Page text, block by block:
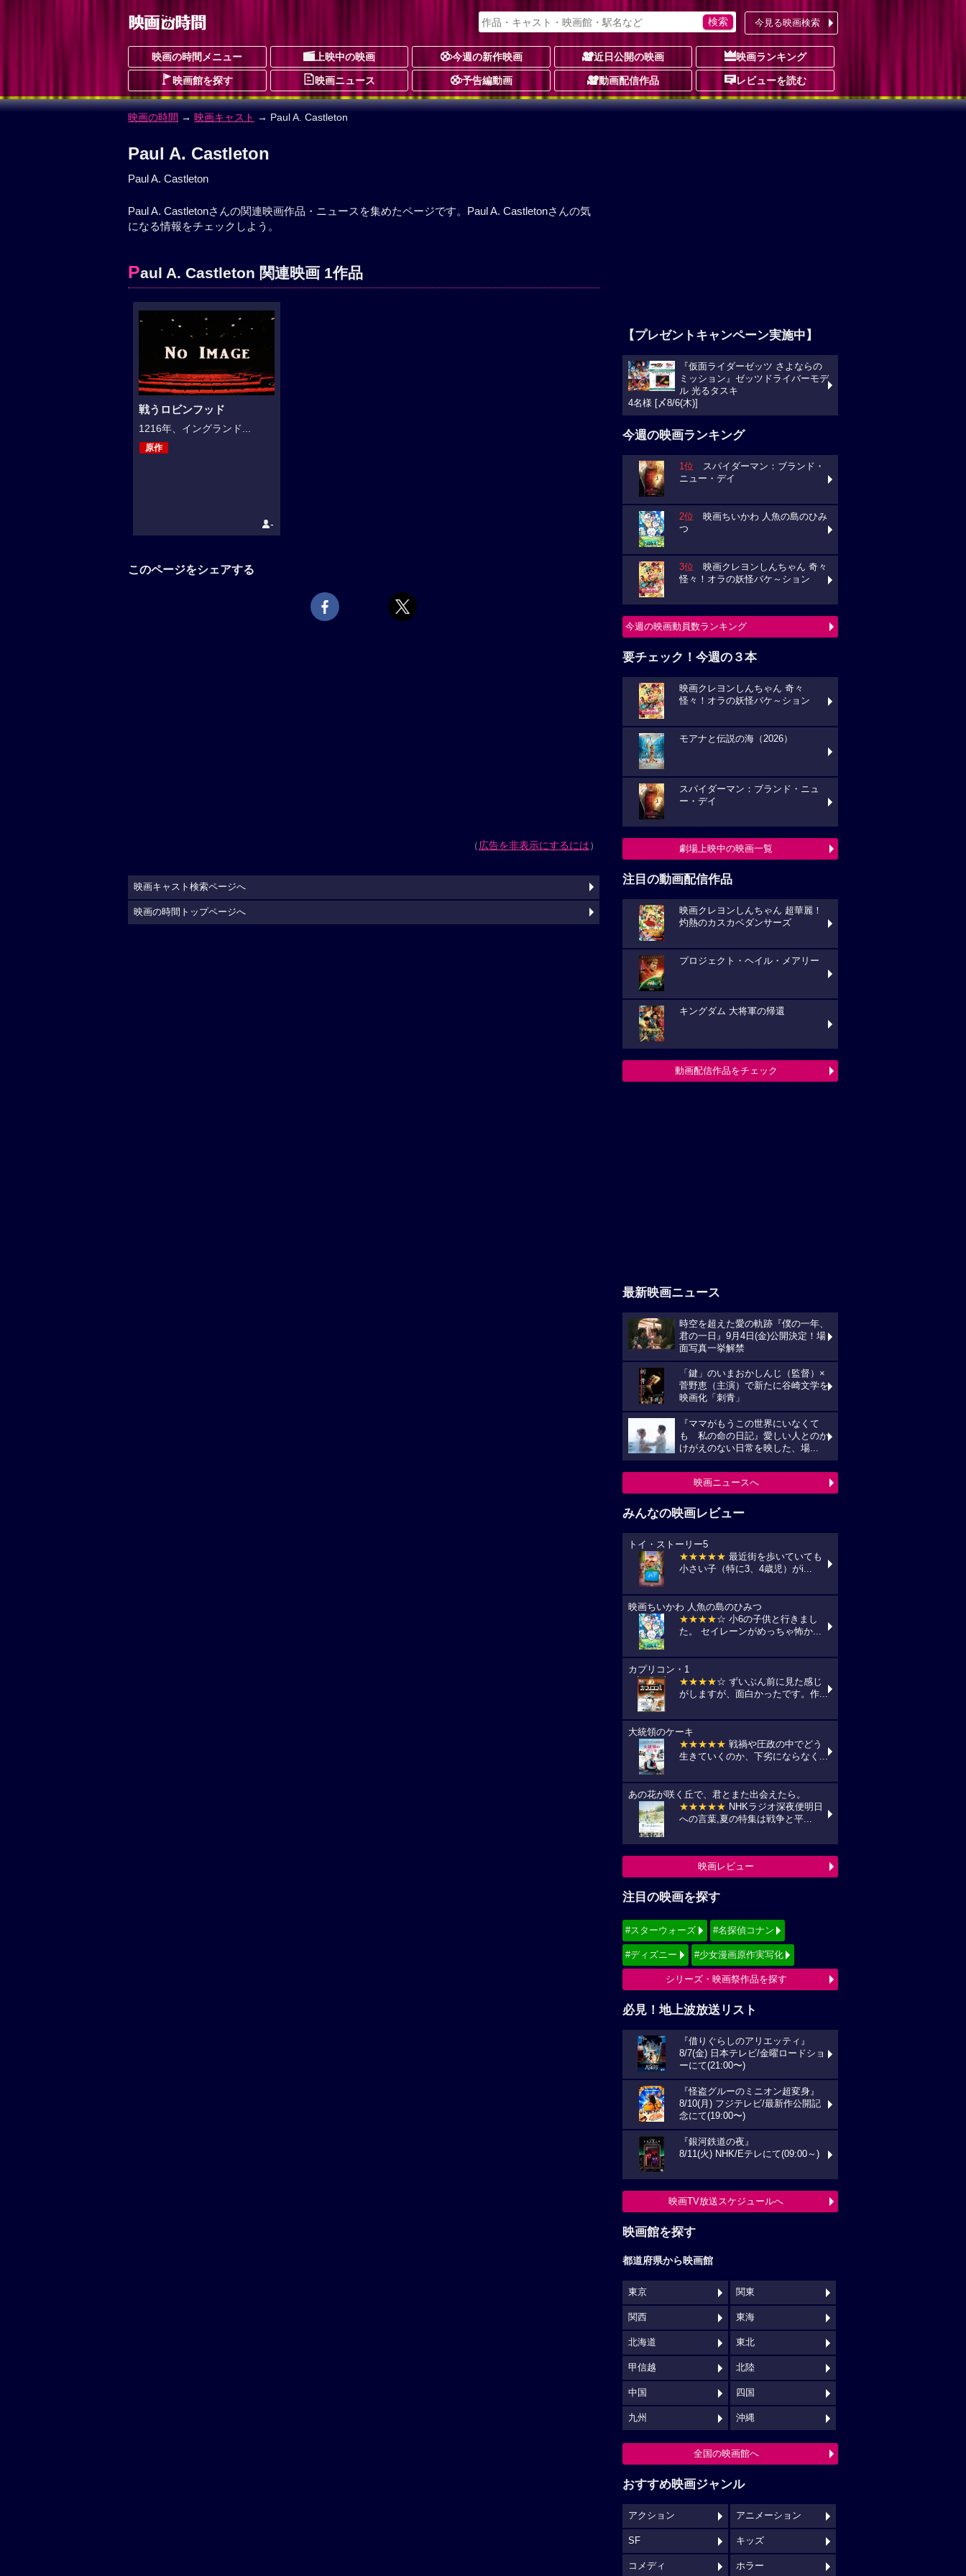
今見る映画検索
映画の時間メニュー 上映中の映画 今週の新作映画 近日公開の映画 映画ランキング
映画館を探す 映画ニュース 予告編動画 動画配信作品 レビューを読む
映画の時間 → 映画キャスト → Paul A. Castleton
Paul A. Castleton
Paul A. Castleton
Paul A. Castletonさんの関連映画作品・ニュースを集めたページです。Paul A. Castletonさんの気
になる情報をチェックしよう。
Paul A. Castleton 関連映画 1作品
戦うロビンフッド
1216年、イングランド...
原作
-
このページをシェアする
（広告を非表示にするには）
【プレゼントキャンペーン実施中】
『仮面ライダーゼッツ さよならの
ミッション』ゼッツドライバーモデ
ル 光るタスキ
4名様 [〆8/6(木)]
今週の映画ランキング
1位 スパイダーマン：ブランド・
ニュー・デイ
2位 映画ちいかわ 人魚の島のひみ
つ
3位 映画クレヨンしんちゃん 奇々
怪々！オラの妖怪バケ～ション
今週の映画動員数ランキング
要チェック！今週の３本
映画クレヨンしんちゃん 奇々
怪々！オラの妖怪バケ～ション
モアナと伝説の海（2026）
スパイダーマン：ブランド・ニュ
ー・デイ
劇場上映中の映画一覧
注目の動画配信作品
映画クレヨンしんちゃん 超華麗！
灼熱のカスカベダンサーズ
プロジェクト・ヘイル・メアリー
キングダム 大将軍の帰還
動画配信作品をチェック
最新映画ニュース
時空を超えた愛の軌跡『僕の一年、
君の一日』9月4日(金)公開決定！場
面写真一挙解禁
「鍵」のいまおかしんじ（監督）×
菅野恵（主演）で新たに谷崎文学を
映画化「刺青」
『ママがもうこの世界にいなくて
も 私の命の日記』愛しい人とのか
けがえのない日常を映した、場...
映画ニュースへ
みんなの映画レビュー
トイ・ストーリー5
★★★★★ 最近街を歩いていても
小さい子（特に3、4歳児）がi...
映画ちいかわ 人魚の島のひみつ
★★★★☆ 小6の子供と行きまし
た。 セイレーンがめっちゃ怖か...
カプリコン・1
★★★★☆ ずいぶん前に見た感じ
がしますが、面白かったです。作...
大統領のケーキ
★★★★★ 戦禍や圧政の中でどう
生きていくのか、下劣にならなく...
あの花が咲く丘で、君とまた出会えたら。
★★★★★ NHKラジオ深夜便明日
への言葉,夏の特集は戦争と平...
映画レビュー
注目の映画を探す
#スターウォーズ #名探偵コナン
#ディズニー #少女漫画原作実写化
シリーズ・映画祭作品を探す
必見！地上波放送リスト
『借りぐらしのアリエッティ』
8/7(金) 日本テレビ/金曜ロードショ
ーにて(21:00〜)
『怪盗グルーのミニオン超変身』
8/10(月) フジテレビ/最新作公開記
念にて(19:00〜)
『銀河鉄道の夜』
8/11(火) NHK/Eテレにて(09:00～)
映画TV放送スケジュールへ
映画館を探す
都道府県から映画館
東京 関東
関西 東海
北海道 東北
甲信越 北陸
中国 四国
九州 沖縄
全国の映画館へ
おすすめ映画ジャンル
アクション アニメーション
SF キッズ
コメディ ホラー
映画キャスト検索ページへ
映画の時間トップページへ